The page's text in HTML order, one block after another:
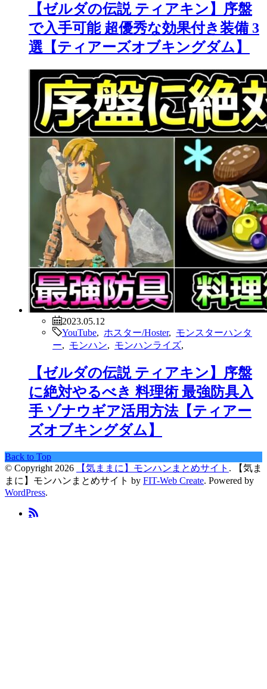
【ゼルダの伝説 ティアキン】序盤
で入手可能 超優秀な効果付き装備 3
選【ティアーズオブキングダム】
2023.05.12
YouTube
ホスター/Hoster, モンスターハンタ
ー
モンハン モンハンライズ
【ゼルダの伝説 ティアキン】序盤
に絶対やるべき 料理術 最強防具入
手 ゾナウギア活用方法【ティアー
ズオブキングダム】
Back to Top
© Copyright 2026
【気ままに】モンハンまとめサイト .
【気ま
まに】モンハンまとめサイト by FIT-Web Create. Powered by
WordPress.